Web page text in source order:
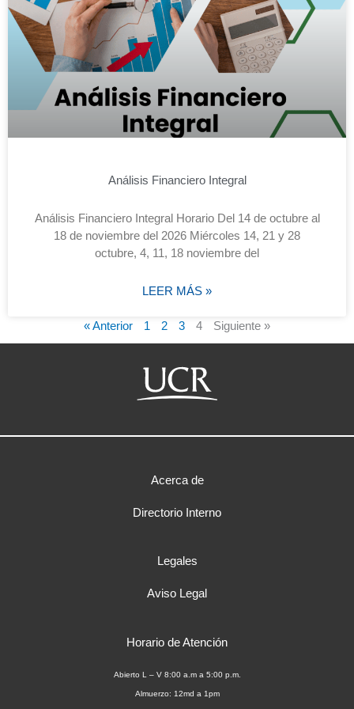
Análisis Financiero Integral
Análisis Financiero Integral Horario Del 14 de octubre al
18 de noviembre del 2026 Miércoles 14, 21 y 28
octubre, 4, 11, 18 noviembre del
LEER MÁS »
« Anterior 1 2 3 4 Siguiente »
Acerca de
Directorio Interno
Legales
Aviso Legal
Horario de Atención
Abierto L – V 8:00 a.m a 5:00 p.m.
Almuerzo: 12md a 1pm